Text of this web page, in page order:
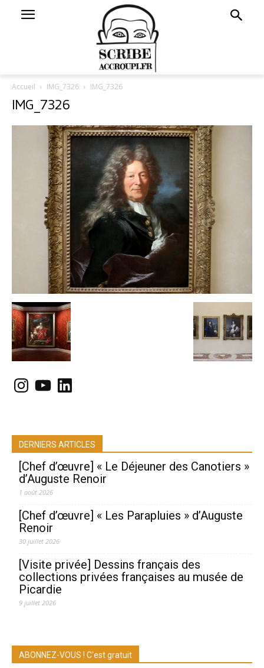
Accueil IMG_7326 IMG_7326
IMG_7326
Instagram
YouTubeLinkedIn
DERNIERS ARTICLES
[Chef d’œuvre] « Le Déjeuner des Canotiers »
d’Auguste Renoir
1 août 2026
[Chef d’œuvre] « Les Parapluies » d’Auguste
Renoir
30 juillet 2026
[Visite privée] Dessins français des
collections privées françaises au musée de
Picardie
9 juillet 2026
ABONNEZ-VOUS ! C'est gratuit